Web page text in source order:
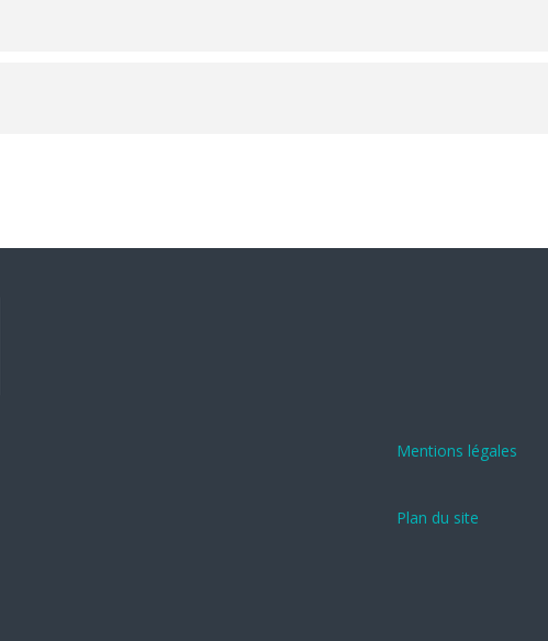
Mentions légales
Plan du site